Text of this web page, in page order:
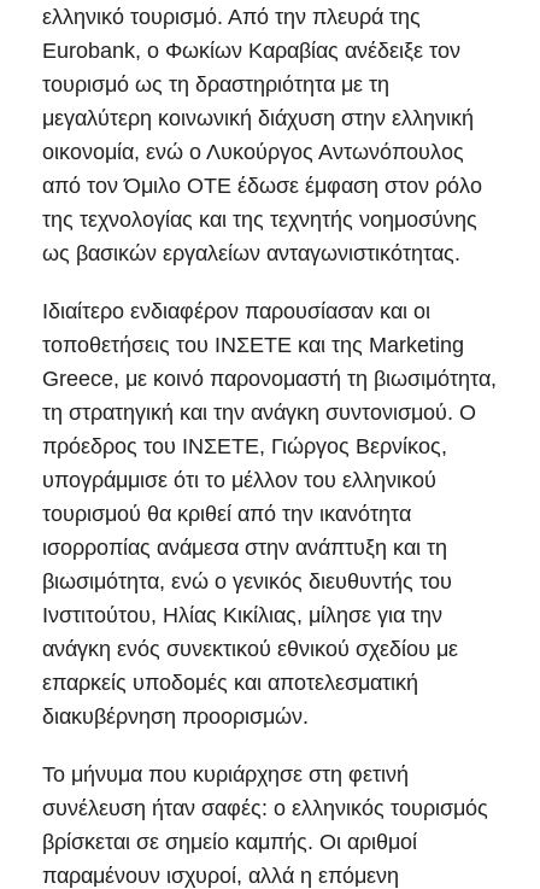
ελληνικό τουρισμό. Από την πλευρά της
Eurobank, ο Φωκίων Καραβίας ανέδειξε τον
τουρισμό ως τη δραστηριότητα με τη
μεγαλύτερη κοινωνική διάχυση στην ελληνική
οικονομία, ενώ ο Λυκούργος Αντωνόπουλος
από τον Όμιλο OTE έδωσε έμφαση στον ρόλο
της τεχνολογίας και της τεχνητής νοημοσύνης
ως βασικών εργαλείων ανταγωνιστικότητας.
Ιδιαίτερο ενδιαφέρον παρουσίασαν και οι
τοποθετήσεις του ΙΝΣΕΤΕ και της Marketing
Greece, με κοινό παρονομαστή τη βιωσιμότητα,
τη στρατηγική και την ανάγκη συντονισμού. Ο
πρόεδρος του ΙΝΣΕΤΕ, Γιώργος Βερνίκος,
υπογράμμισε ότι το μέλλον του ελληνικού
τουρισμού θα κριθεί από την ικανότητα
ισορροπίας ανάμεσα στην ανάπτυξη και τη
βιωσιμότητα, ενώ ο γενικός διευθυντής του
Ινστιτούτου, Ηλίας Κικίλιας, μίλησε για την
ανάγκη ενός συνεκτικού εθνικού σχεδίου με
επαρκείς υποδομές και αποτελεσματική
διακυβέρνηση προορισμών.
Το μήνυμα που κυριάρχησε στη φετινή
συνέλευση ήταν σαφές: ο ελληνικός τουρισμός
βρίσκεται σε σημείο καμπής. Οι αριθμοί
παραμένουν ισχυροί, αλλά η επόμενη